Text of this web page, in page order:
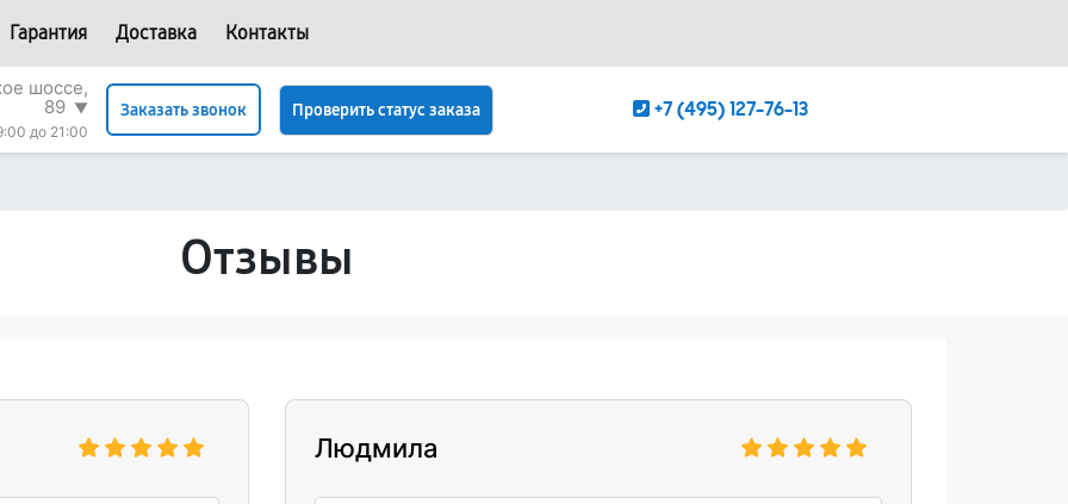
Гарантия Доставка Контакты
шоссе,
89 ▼
до 21:00
Заказать звонок Проверить статус заказа +7 (495) 127-76-13
Отзывы
Людмила